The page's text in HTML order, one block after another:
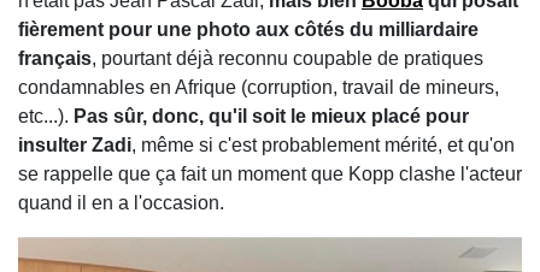
fièrement pour une photo aux côtés du milliardaire
français, pourtant déjà reconnu coupable de pratiques
condamnables en Afrique (corruption, travail de mineurs,
etc...). Pas sûr, donc, qu'il soit le mieux placé pour
insulter Zadi, même si c'est probablement mérité, et qu'on
se rappelle que ça fait un moment que Kopp clashe l'acteur
quand il en a l'occasion.